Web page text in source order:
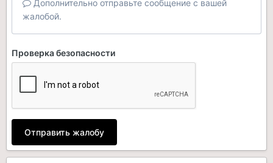
Дополнительно отправьте сообщение с вашей
жалобой.
Проверка безопасности
Отправить жалобу